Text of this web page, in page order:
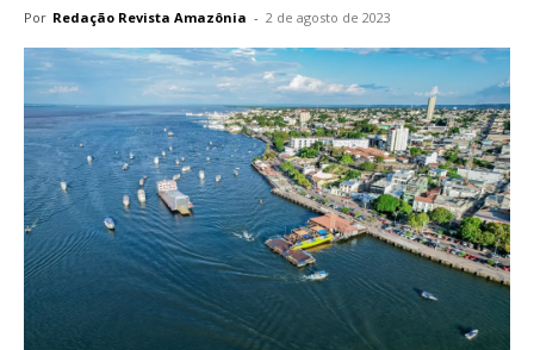
Por Redação Revista Amazônia - 2 de agosto de 2023